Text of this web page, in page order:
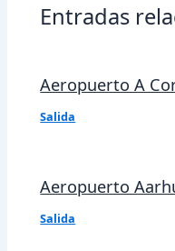
Entradas
Aeropuerto A
Salida
Aeropuerto
Salida